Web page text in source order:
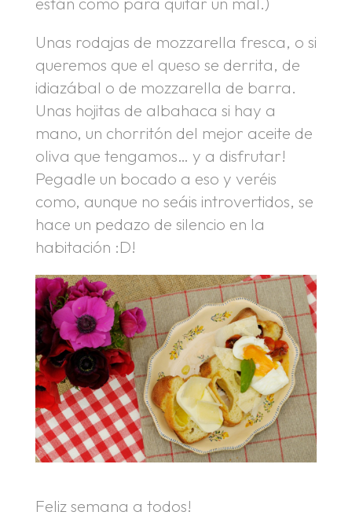
Unas rodajas de mozzarella fresca, o si
queremos que el queso se derrita, de
idiazábal o de mozzarella de barra.
Unas hojitas de albahaca si hay a
mano, un chorritón del mejor aceite de
oliva que tengamos… y a disfrutar!
Pegadle un bocado a eso y veréis
como, aunque no seáis introvertidos, se
hace un pedazo de silencio en la
habitación :D!
Feliz semana a todos!